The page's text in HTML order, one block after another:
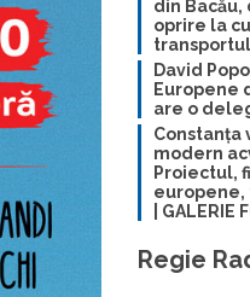
din Bacău,
oprire la
David
Europene
are o
Constanța
modern
Proiectul,
europene,
| GALERIE
Regie